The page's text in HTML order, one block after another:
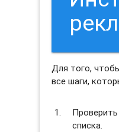
Для того,
все шаги,
списка.